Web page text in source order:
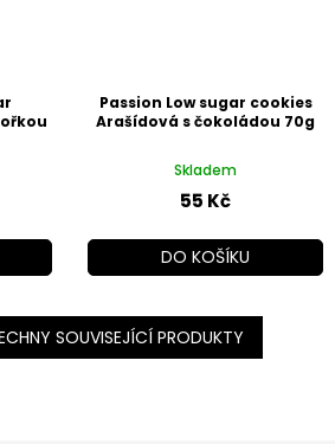
Passion Low sugar cookies
Arašídová s čokoládou 70g
Skladem
55 Kč
DO KOŠÍKU
SOUVISEJÍCÍ PRODUKTY